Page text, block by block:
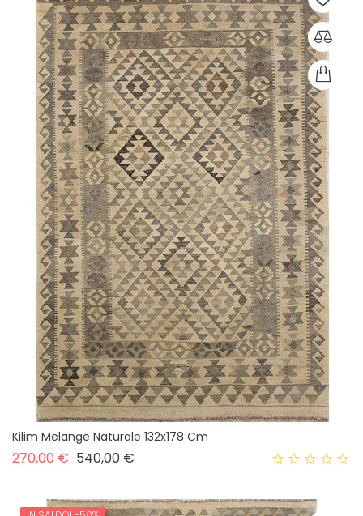
Kilim Melange Naturale 132x178 Cm
270,00 € Prezzo base
540,00 €Prezzo